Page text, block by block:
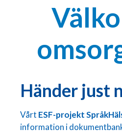
Händer just
Vårt ESF-projekt
information i